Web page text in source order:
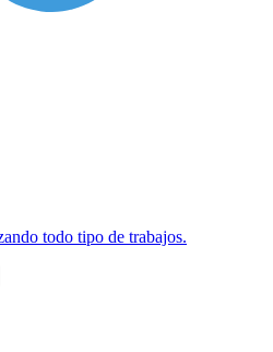
todo tipo de trabajos.